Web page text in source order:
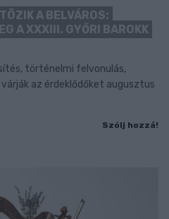
A BELVÁROS:
A XXXIII. GYŐRI BAROKK
történelmi felvonulás,
az érdeklődőket augusztus
Szólj hozzá!